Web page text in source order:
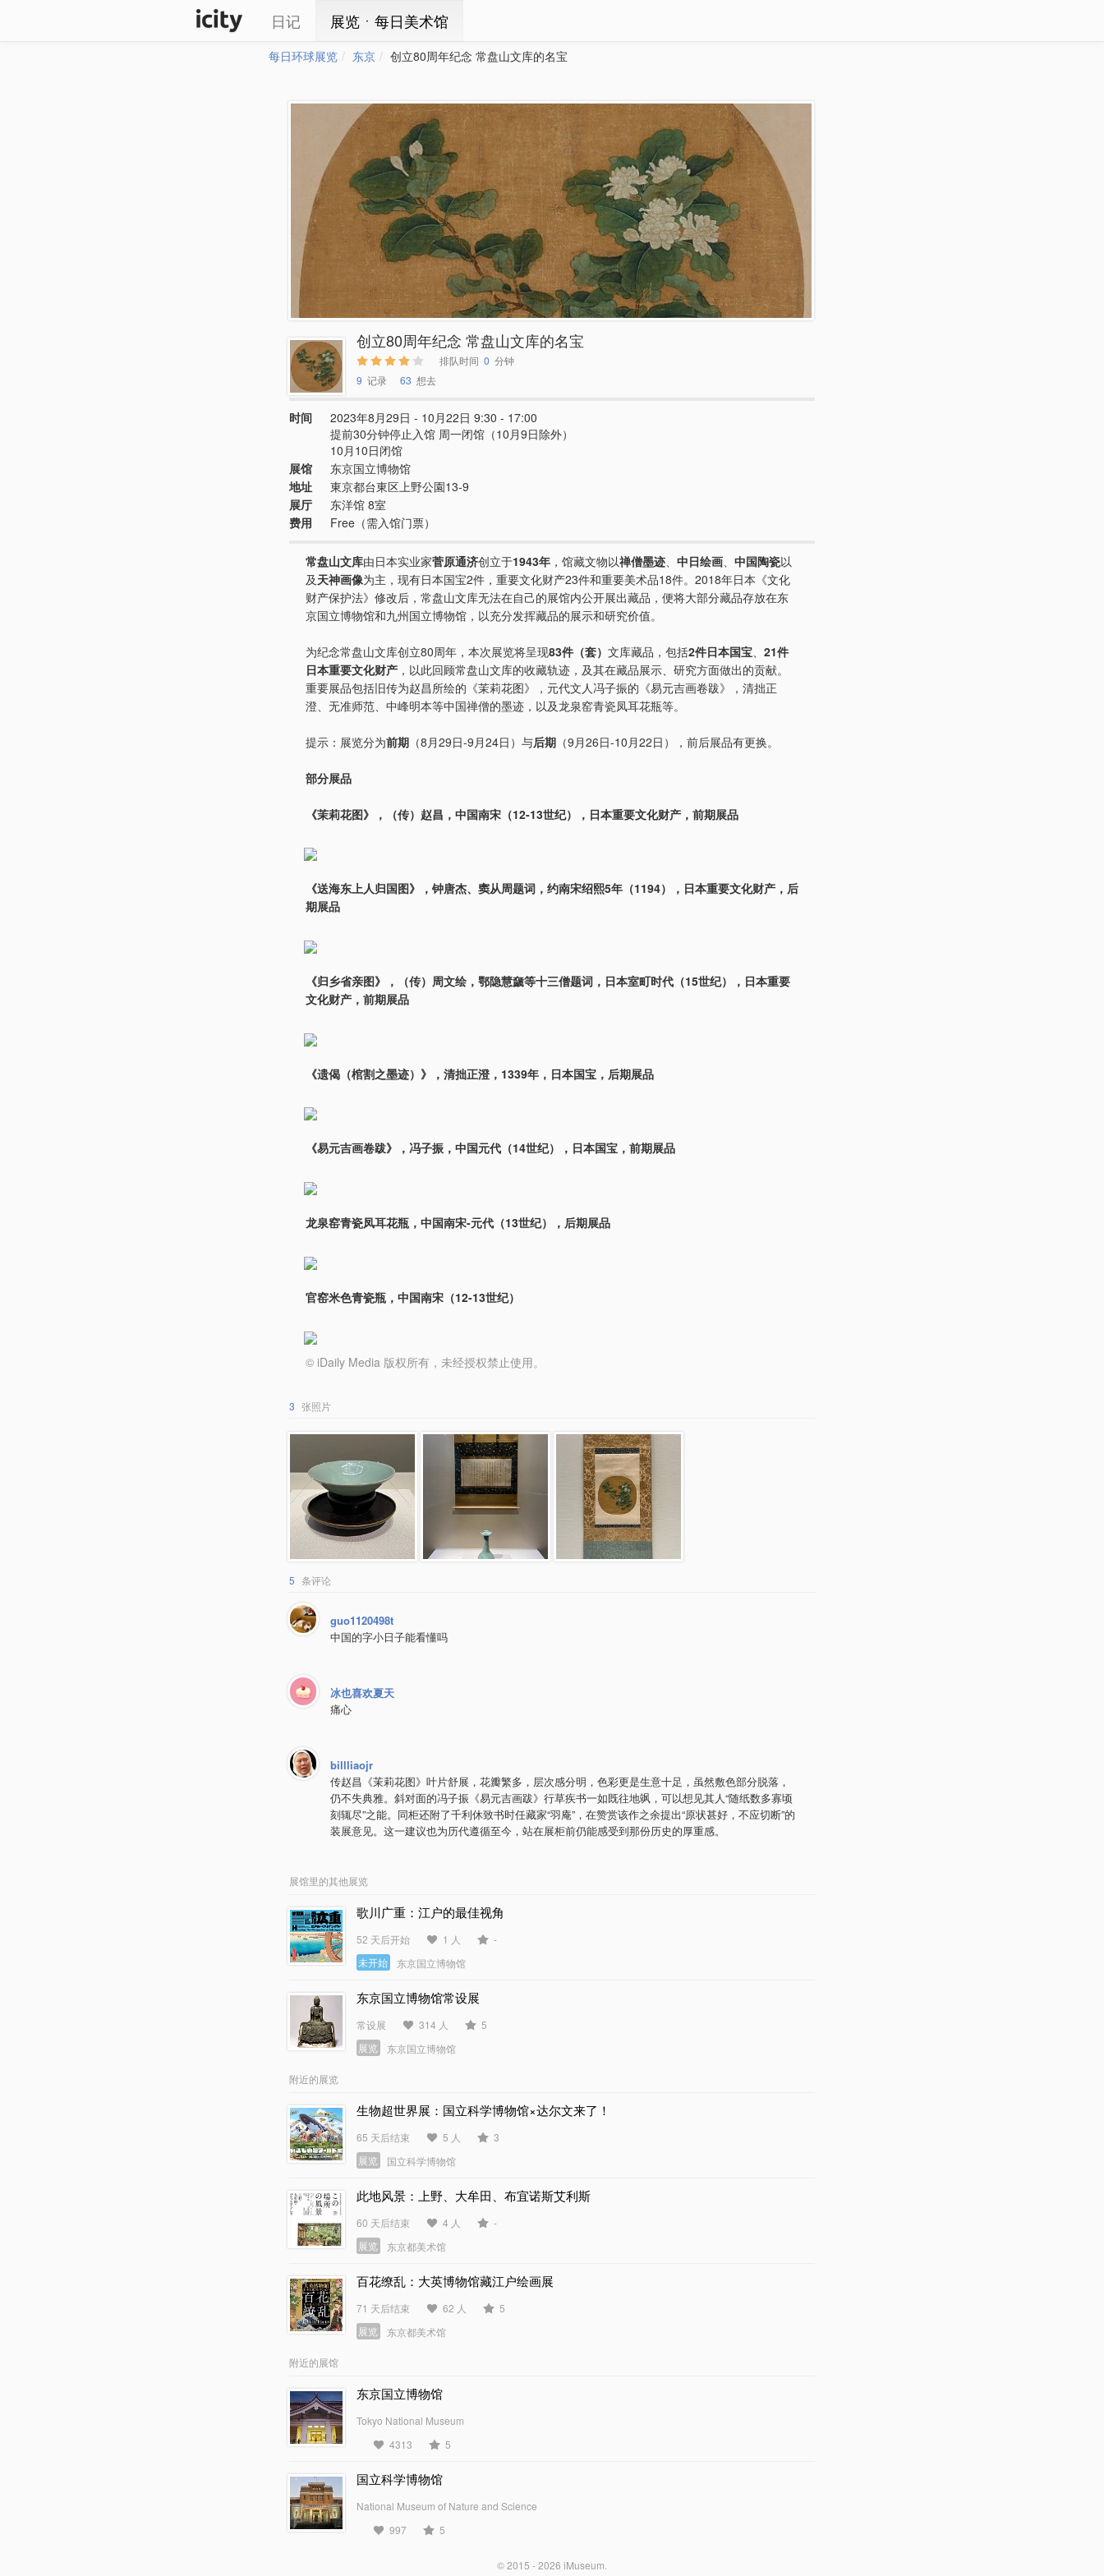
日记 展览ㆍ每日美术馆
每日环球展览 东京 创立80周年纪念 常盘山文库的名宝
创立80周年纪念 常盘山文库的名宝
排队时间 0 分钟
9 记录 63 想去
时间
2023年8月29日 - 10月22日 9:30 - 17:00
提前30分钟停止入馆 周一闭馆（10月9日除外）
10月10日闭馆
展馆
东京国立博物馆
地址
東京都台東区上野公園13-9
展厅
东洋馆 8室
费用
Free（需入馆门票）
常盘山文库由日本实业家菅原通济创立于1943年 ，馆藏文物以禅僧墨迹 中日绘画 中国陶瓷以
及天神画像为主，现有日本国宝2件，重要文化财产23件和重要美术品18件。2018年日本《文化
财产保护法》修改后，常盘山文库无法在自己的展馆内公开展出藏品，便将大部分藏品存放在东
京国立博物馆和九州国立博物馆，以充分发挥藏品的展示和研究价值。
为纪念常盘山文库创立80周年，本次展览将呈现83件（套） 文库藏品，包括2件日本国宝
21件
日本重要文化财产 ，以此回顾常盘山文库的收藏轨迹，及其在藏品展示、研究方面做出的贡献。
重要展品包括旧传为赵昌所绘的《茉莉花图》，元代文人冯子振的《易元吉画卷跋》，清拙正
澄、无准师范、中峰明本等中国禅僧的墨迹，以及龙泉窑青瓷凤耳花瓶等。
提示：展览分为前期 （8月29日-9月24日）与后期 （9月26日-10月22日），前后展品有更换。
部分展品
《茉莉花图》，（传）赵昌，中国南宋（12-13世纪），日本重要文化财产，前期展品
《送海东上人归国图》，钟唐杰、窦从周题词，约南宋绍熙5年（1194），日本重要文化财产，后
期展品
《归乡省亲图》，（传）周文绘，鄂隐慧奯等十三僧题词，日本室町时代（15世纪），日本重要
文化财产，前期展品
《遗偈（棺割之墨迹）》，清拙正澄，1339年，日本国宝，后期展品
《易元吉画卷跋》，冯子振，中国元代（14世纪），日本国宝，前期展品
龙泉窑青瓷凤耳花瓶，中国南宋-元代（13世纪），后期展品
官窑米色青瓷瓶，中国南宋（12-13世纪）
© iDaily Media 版权所有，未经授权禁止使用。
3 张照片
5 条评论
guo1120498t
中国的字小日子能看懂吗
冰也喜欢夏天
痛心
billliaojr
传赵昌《茉莉花图》叶片舒展，花瓣繁多，层次感分明，色彩更是生意十足，虽然敷色部分脱落，
仍不失典雅。斜对面的冯子振《易元吉画跋》行草疾书一如既往地飒，可以想见其人“随纸数多寡顷
刻辄尽”之能。同柜还附了千利休致书时任藏家“羽庵”，在赞赏该作之余提出“原状甚好，不应切断”的
装展意见。这一建议也为历代遵循至今，站在展柜前仍能感受到那份历史的厚重感。
展馆里的其他展览
歌川广重：江户的最佳视角
52 天后开始 1 人
-
未开始
东京国立博物馆
东京国立博物馆常设展
常设展 314 人
5
展览
东京国立博物馆
附近的展览
生物超世界展：国立科学博物馆×达尔文来了！
65 天后结束 5 人
3
展览
国立科学博物馆
此地风景：上野、大牟田、布宜诺斯艾利斯
60 天后结束 4 人
-
展览
东京都美术馆
百花缭乱：大英博物馆藏江户绘画展
71 天后结束 62 人
5
展览
东京都美术馆
附近的展馆
东京国立博物馆
Tokyo National Museum
4313
5
国立科学博物馆
National Museum of Nature and Science
997
5
© 2015 - 2026 iMuseum